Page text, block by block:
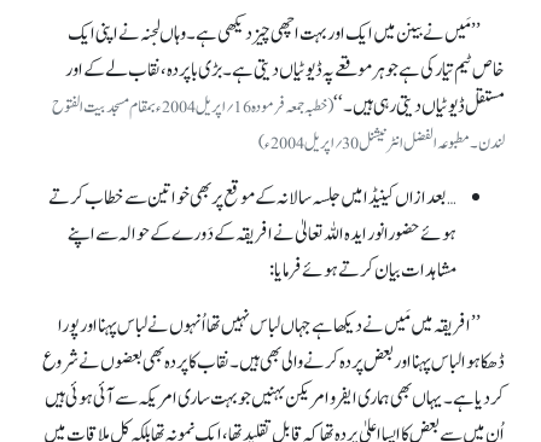
’’مَیں نے بینن میں ایک اور بہت اچھی چیز دیکھی ہے۔ وہاں لجنہ نے اپنی ایک
خاص ٹیم تیار کی ہے جو ہر موقعے پہ ڈیوٹیاں دیتی ہے۔ بڑی باپردہ، نقاب لے کے اور
مستقل ڈیوٹیاں دیتی رہی ہیں۔ ‘‘
(خطبہ جمعہ فرمودہ 16؍ اپریل2004ء بمقام مسجدبیت الفتوح
لندن۔ مطبوعہ الفضل انٹرنیشنل 30؍اپریل 2004ء)
…بعدازاں کینیڈا میں جلسہ سالانہ کے موقع پر بھی خواتین سے خطاب کرتے
ہوئے حضورانور ایدہ اللہ تعالیٰ نے افریقہ کے دَورے کے حوالہ سے اپنے
مشاہدات بیان کرتے ہوئے فرمایا:
’’افریقہ میں مَیں نے دیکھا ہے جہاں لباس نہیں تھا اُنہوں نے لباس پہنا اور پورا
ڈھکا ہوا لباس پہنا اور بعض پردہ کرنے والی بھی ہیں۔ نقاب کا پردہ بھی بعضوں نے شروع
کردیا ہے۔ یہاں بھی ہماری ایفرو امریکن بہنیں جو بہت ساری امریکہ سے آئی ہوئی ہیں
اُن میں سے بعض کا ایسا اعلیٰ پردہ تھا کہ قابل تقلید تھا، ایک نمونہ تھا بلکہ کل ملاقات میں